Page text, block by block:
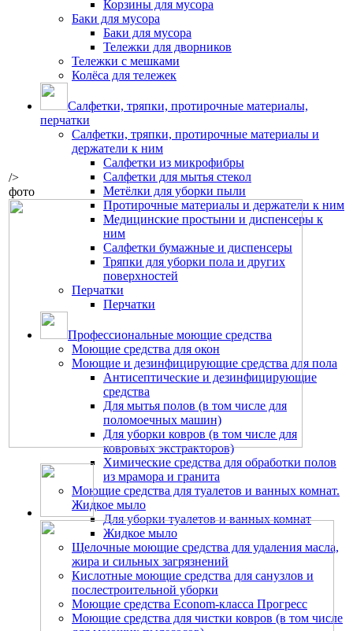
Корзины для мусора
Баки для мусора
Баки для мусора
Тележки для дворников
Тележки с мешками
Колёса для тележек
Салфетки, тряпки, протирочные материалы,
перчатки
Салфетки, тряпки, протирочные материалы и
держатели к ним
Салфетки из микрофибры
Салфетки для мытья стекол
Метёлки для уборки пыли
Протирочные материалы и держатели к ним
Медицинские простыни и диспенсеры к
ним
Салфетки бумажные и диспенсеры
Тряпки для уборки пола и других
поверхностей
Перчатки
Перчатки
Профессиональные моющие средства
Моющие средства для окон
Моющие и дезинфицирующие средства для пола
Антисептические и дезинфицирующие
средства
Для мытья полов (в том числе для
поломоечных машин)
Для уборки ковров (в том числе для
ковровых экстракторов)
Химические средства для обработки полов
из мрамора и гранита
Моющие средства для туалетов и ванных комнат.
Жидкое мыло
Для уборки туалетов и ванных комнат
Жидкое мыло
Щелочные моющие средства для удаления масла,
жира и сильных загрязнений
Кислотные моющие средства для санузлов и
послестроительной уборки
Моющие средства Econom-класса Прогресс
Моющие средства для чистки ковров (в том числе
/>
фото